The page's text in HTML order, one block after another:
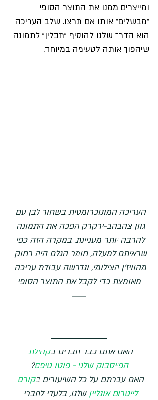
ומייצרים ממנו את התוצר הסופי,
"מבשלים" אותו אם תרצו. שלב העריכה
הוא הדרך שלנו להוסיף "תבלין" לתמונה
שיהפוך אותה לטעימה במיוחד.
העריכה המונוכרומטית בשחור לבן עם
גוון צהבהב-ירקרק הפכה את התמונה
להרבה יותר מעניינת. במקרה הזה כפי
שראיתם למעלה, חומר הגלם היה רחוק
מהוויז'ן הצילומי, ונדרשה עבודת עריכה
מאומצת כדי לקבל את התוצר הסופי
האם אתם כבר חברים בקהילת
הפייסבוק שלנו - פוטו טיפס?
האם עברתם על כל השיעורים בקורס
לייטרום אונליין שלנו, בלעדי לחברי